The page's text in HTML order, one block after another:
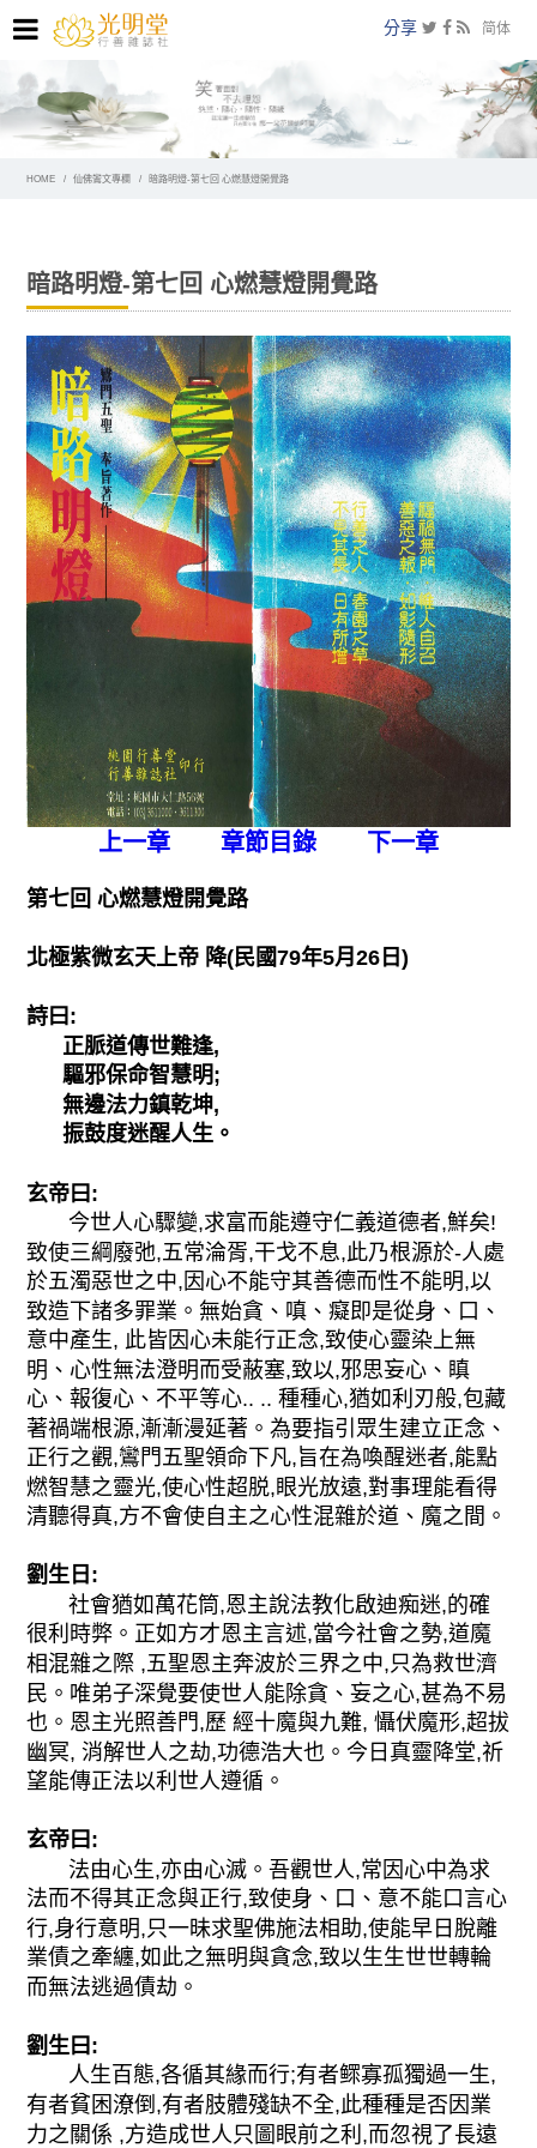
简体
分享
HOME 仙佛鸞文專欄 暗路明燈-第七回 心燃慧燈開覺路
暗路明燈-第七回 心燃慧燈開覺路
上一章 章節目錄 下一章
第七回 心燃慧燈開覺路
北極紫微玄天上帝 降(民國79年5月26日)
詩曰:
正脈道傳世難逢,
驅邪保命智慧明;
無邊法力鎮乾坤,
振鼓度迷醒人生。
玄帝曰:
今世人心驟變,求富而能遵守仁義道德者,鮮矣!
致使三綱廢弛,五常淪胥,干戈不息,此乃根源於-人處
於五濁惡世之中,因心不能守其善德而性不能明,以
致造下諸多罪業。無始貪、嗔、癡即是從身、口、
意中產生, 此皆因心未能行正念,致使心靈染上無
明、心性無法澄明而受蔽塞,致以,邪思妄心、瞋
心、報復心、不平等心.. .. 種種心,猶如利刃般,包藏
著禍端根源,漸漸漫延著。為要指引眾生建立正念、
正行之觀,鸞門五聖領命下凡,旨在為喚醒迷者,能點
燃智慧之靈光,使心性超脱,眼光放遠,對事理能看得
清聽得真,方不會使自主之心性混雜於道、魔之間。
劉生日:
社會猶如萬花筒,恩主說法教化啟迪痴迷,的確
很利時弊。正如方才恩主言述,當今社會之勢,道魔
相混雜之際 ,五聖恩主奔波於三界之中,只為救世濟
民。唯弟子深覺要使世人能除貪、妄之心,甚為不易
也。恩主光照善門,歷 經十魔與九難, 懾伏魔形,超拔
幽冥, 消解世人之劫,功德浩大也。今日真靈降堂,祈
望能傳正法以利世人遵循。
玄帝曰:
法由心生,亦由心滅。吾觀世人,常因心中為求
法而不得其正念與正行,致使身、口、意不能口言心
行,身行意明,只一昧求聖佛施法相助,使能早日脫離
業債之牽纏,如此之無明與貪念,致以生生世世轉輪
而無法逃過債劫。
劉生曰:
人生百態,各循其緣而行;有者鳏寡孤獨過一生,
有者貧困潦倒,有者肢體殘缺不全,此種種是否因業
力之關係 ,方造成世人只圖眼前之利,而忽視了長遠